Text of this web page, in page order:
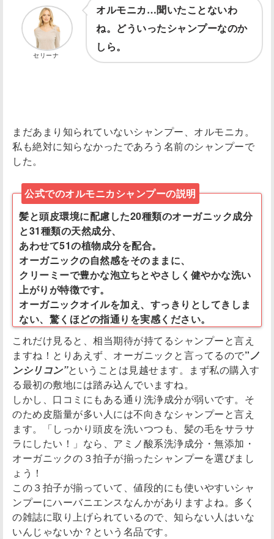
オルモニカ…聞いたことないわ
ね。どういったシャンプーなのか
しら。
セリーナ
まだあまり知られていないシャンプー、オルモニカ。
私も絶対に知らなかったであろう名前のシャンプーで
した。
公式でのオルモニカシャンプーの説明
髪と頭皮環境に配慮した20種類のオーガニック成分
と31種類の天然成分、
あわせて51の植物成分を配合。
オーガニックの自然感をそのままに、
クリーミーで豊かな泡立ちとやさしく健やかな洗い
上がりが特徴です。
オーガニックオイルを加え、すっきりとしてきしま
ない、驚くほどの指通りを実感ください。
これだけ見ると、相当期待が持てるシャンプーと言え
ますね！とりあえず、オーガニックと言ってるので”ノ
ンシリコン”ということは見越せます。まず私の購入す
る最初の敷地には踏み込んでいますね。
しかし、口コミにもある通り洗浄成分が弱いです。そ
のため皮脂量が多い人には不向きなシャンプーと言え
ます。「しっかり頭皮を洗いつつも、髪の毛をサラサ
ラにしたい！」なら、アミノ酸系洗浄成分・無添加・
オーガニックの３拍子が揃ったシャンプーを選びまし
ょう！
この３拍子が揃っていて、値段的にも使いやすいシャ
ンプーにハーバニエンスなんかがありますよね。多く
の雑誌に取り上げられているので、知らない人はいな
いんじゃないか？という名品です。